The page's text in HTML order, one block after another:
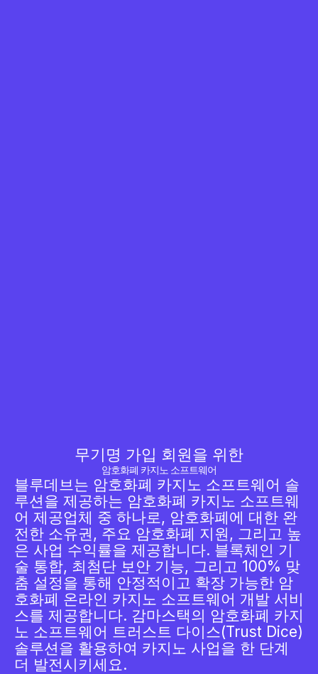
무기명 가입 회원을 위한
암호화폐 카지노 소프트웨어
블루데브는 암호화폐 카지노 소프트웨어 솔
루션을 제공하는 암호화폐 카지노 소프트웨
어 제공업체 중 하나로, 암호화폐에 대한 완
전한 소유권, 주요 암호화폐 지원, 그리고 높
은 사업 수익률을 제공합니다. 블록체인 기
술 통합, 최첨단 보안 기능, 그리고 100% 맞
춤 설정을 통해 안정적이고 확장 가능한 암
호화폐 온라인 카지노 소프트웨어 개발 서비
스를 제공합니다. 감마스택의 암호화폐 카지
노 소프트웨어 트러스트 다이스(Trust Dice)
솔루션을 활용하여 카지노 사업을 한 단계
더 발전시키세요.